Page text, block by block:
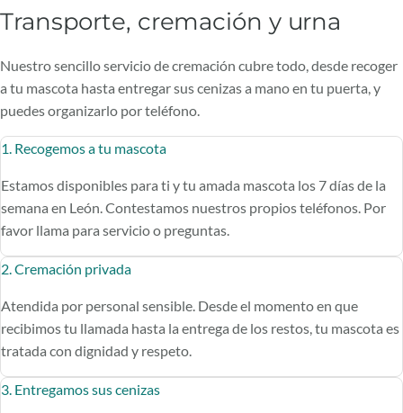
Transporte, cremación y urna
Nuestro sencillo servicio de cremación cubre todo, desde recoger
a tu mascota hasta entregar sus cenizas a mano en tu puerta, y
puedes organizarlo por teléfono.
1. Recogemos a tu mascota
Estamos disponibles para ti y tu amada mascota los 7 días de la
semana en León. Contestamos nuestros propios teléfonos. Por
favor llama para servicio o preguntas.
2. Cremación privada
Atendida por personal sensible. Desde el momento en que
recibimos tu llamada hasta la entrega de los restos, tu mascota es
tratada con dignidad y respeto.
3. Entregamos sus cenizas